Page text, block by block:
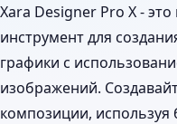
Xara Designer Pro X -
инструмент для
графики с
изображений.
композиции, используя